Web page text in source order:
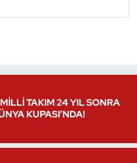
TAKIM 24 YIL SONRA
KUPASI’NDA!